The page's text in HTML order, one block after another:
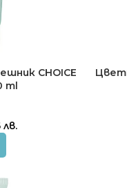
CHOICE
ml
лв.